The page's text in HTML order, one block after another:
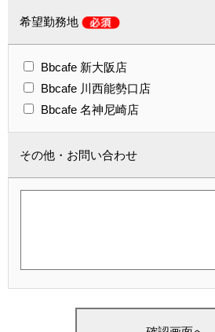
希望勤務地
Bbcafe 新大阪店
Bbcafe 川西能勢口店
Bbcafe 名神尼崎店
その他・ お問い合わせ